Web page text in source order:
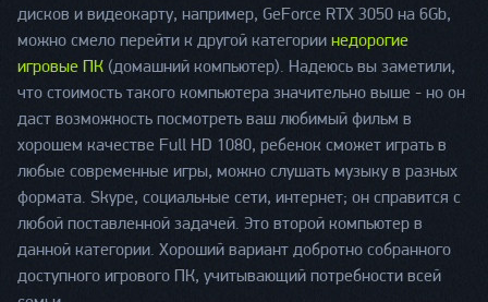
дисков и видеокарту, например, GeForce RTX 3050 на 6Gb,
можно смело перейти к другой категории недорогие
игровые ПК (домашний компьютер). Надеюсь вы заметили,
что стоимость такого компьютера значительно выше - но он
даст возможность посмотреть ваш любимый фильм в
хорошем качестве Full HD 1080, ребенок сможет играть в
любые современные игры, можно слушать музыку в разных
формата. Skype, социальные сети, интернет; он справится с
любой поставленной задачей. Это второй компьютер в
данной категории. Хороший вариант добротно собранного
доступного игрового ПК, учитывающий потребности всей